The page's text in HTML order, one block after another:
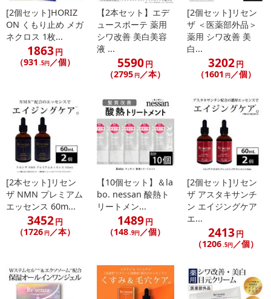
[2個セット]HORIZ
ON くもり止め メガ
ネクロス 1枚...
1863円
（931 .5円／個）
【2本セット】エデ
ュースボーテ 薬用
シワ改善 美白美容
液 ...
5590円
（2795 円／本）
[2個セット]リセン
ザ ＜医薬部外品＞
薬用 シワ改善 美
白...
3202円
（1601 円／個）
[2本セット]リセン
ザ NMN プレミアム
エッセンス 60m...
3452円
（1726 円／本）
【10個セット】＆la
bo. nessan 酸熱ト
リートメン...
1489円
（148.9円 ／個）
[2個セット]リセン
ザ アスタキサンチ
ン エイジングケア
エ...
2413円
（1206.5円 ／個）